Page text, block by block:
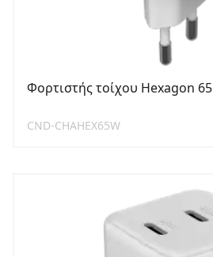
Φορτιστής τοίχου Hexagon 65
CND-CHAHEX65W